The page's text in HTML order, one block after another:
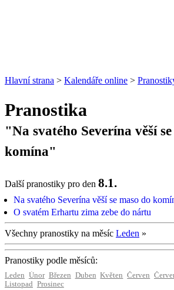
Hlavní strana > Kalendáře online >
Pranostika
"Na svatého Severína věší
komína"
Další pranostiky pro den 8.1.
Na svatého Severína věší se maso do
O svatém Erhartu zima zebe do nártu
Všechny pranostiky na měsíc Leden »
Pranostiky podle měsíců:
Leden Únor Březen Duben Květen Červen
Listopad Prosinec